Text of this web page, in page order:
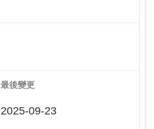
最後變更
2025-09-23